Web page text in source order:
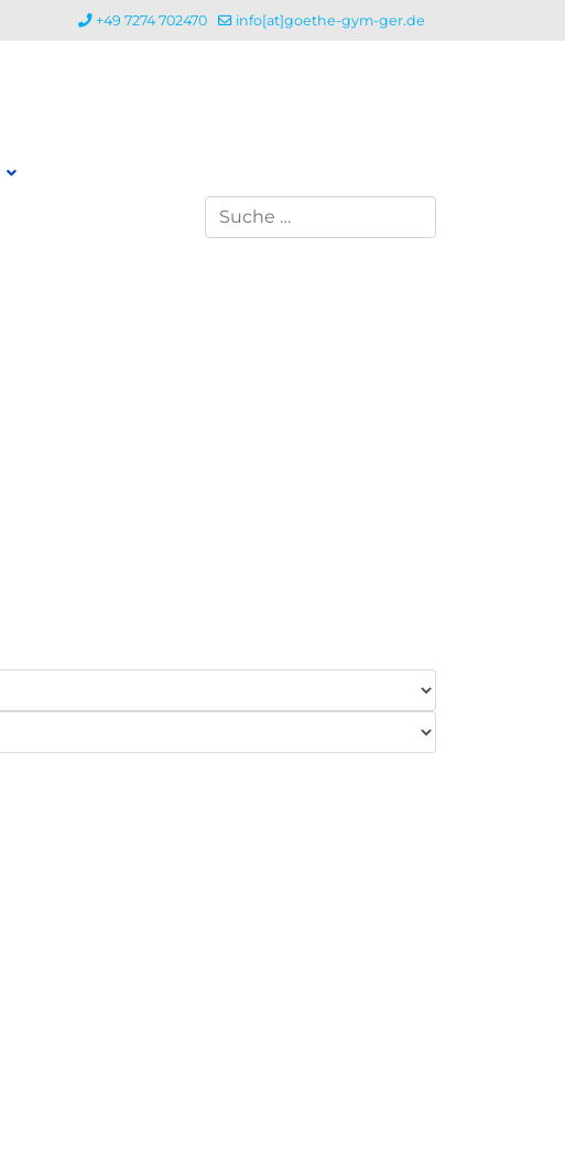
+49 7274 702470 info[at]goethe-gym-ger.de
Suchen